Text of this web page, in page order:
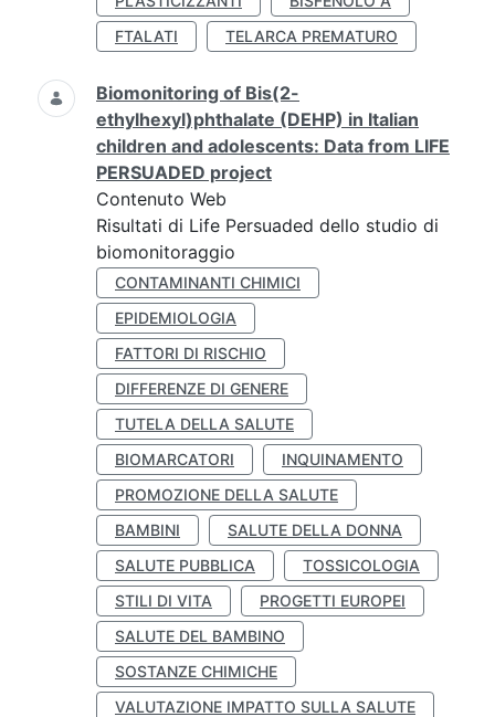
FTALATI
TELARCA PREMATURO
Biomonitoring of Bis(2-
ethylhexyl)phthalate (DEHP) in Italian
children and adolescents: Data from LIFE
PERSUADED project
Contenuto Web
Risultati di Life Persuaded dello studio di
biomonitoraggio
CONTAMINANTI CHIMICI
EPIDEMIOLOGIA
FATTORI DI RISCHIO
DIFFERENZE DI GENERE
TUTELA DELLA SALUTE
BIOMARCATORI
INQUINAMENTO
PROMOZIONE DELLA SALUTE
BAMBINI
SALUTE DELLA DONNA
SALUTE PUBBLICA
TOSSICOLOGIA
STILI DI VITA
PROGETTI EUROPEI
SALUTE DEL BAMBINO
SOSTANZE CHIMICHE
VALUTAZIONE IMPATTO SULLA SALUTE